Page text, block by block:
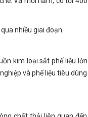
nhiều giai đoạn.
kim loại sắt phế liệu lớn
và phế liệu tiêu dùng